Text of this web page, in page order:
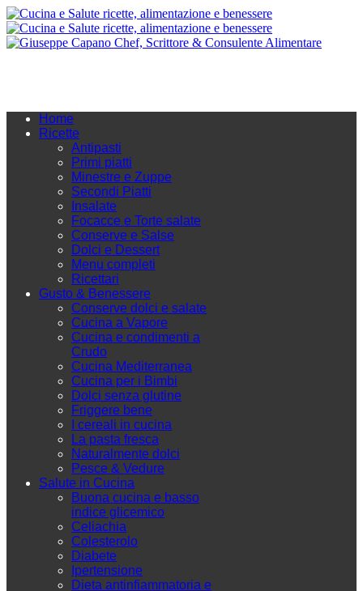
Home
Ricette
Antipasti
Primi piatti
Minestre e Zuppe
Secondi Piatti
Insalate
Focacce e Torte salate
Conserve e Salse
Dolci e Dessert
Menu completi
Ricettari
Gusto & Benessere
Conserve dolci e salate
Cucina a Vapore
Cucina e condimenti a
Crudo
Cucina Mediterranea
Cucina per i Bimbi
Dolci senza glutine
Friggere bene
I cereali in cucina
La pasta fresca
Naturalmente dolci
Pesce & Vedure
Salute in Cucina
Buona cucina e basso
indice glicemico
Celiachia
Colesterolo
Diabete
Ipertensione
Dieta antinfiammatoria e